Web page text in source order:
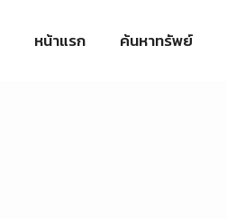
หน้าแรก ค้นหาทรัพย์